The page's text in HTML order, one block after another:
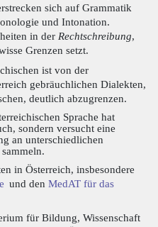
sich auf Grammatik
und Intonation.
in der Rechtschreibung,
Grenzen setzt.
ist von der
gebräuchlichen Dialekten,
deutlich abzugrenzen.
Sprache hat
sondern versucht eine
an unterschiedlichen
in Österreich, insbesondere
und den MedAT für das
für Bildung, Wissenschaft